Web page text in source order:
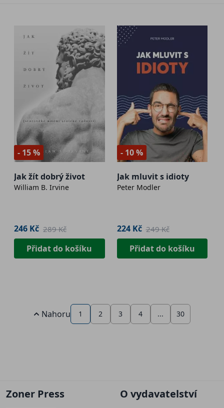
- 15 %
Jak žít dobrý život
William B. Irvine
246 Kč 289 Kč
Přidat do košíku
- 10 %
Jak mluvit s idioty
Peter Modler
224 Kč 249 Kč
Přidat do košíku
Nahoru 1 2 3 4 ... 30
Zoner Press O vydavatelství